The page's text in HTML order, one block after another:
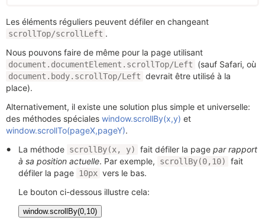
Les éléments réguliers peuvent défiler en changeant
scrollTop/scrollLeft .
Nous pouvons faire de même pour la page utilisant
document.documentElement.scrollTop/Left (sauf Safari, où
document.body.scrollTop/Left devrait être utilisé à la
place).
Alternativement, il existe une solution plus simple et universelle:
des méthodes spéciales window.scrollBy(x,y) et
window.scrollTo(pageX,pageY).
La méthode scrollBy(x, y) fait défiler la page par rapport
à sa position actuelle. Par exemple, scrollBy(0,10)
fait
défiler la page 10px vers le bas.
Le bouton ci-dessous illustre cela:
window.scrollBy(0,10)